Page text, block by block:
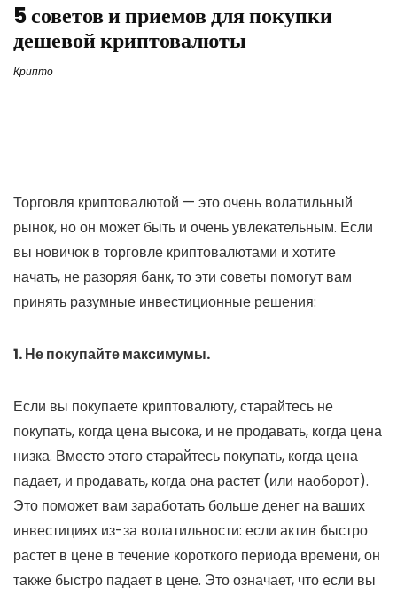
5 советов и приемов для покупки
дешевой криптовалюты
Крипто
Торговля криптовалютой — это очень волатильный
рынок, но он может быть и очень увлекательным. Если
вы новичок в торговле криптовалютами и хотите
начать, не разоряя банк, то эти советы помогут вам
принять разумные инвестиционные решения:
1. Не покупайте максимумы.
Если вы покупаете криптовалюту, старайтесь не
покупать, когда цена высока, и не продавать, когда цена
низка. Вместо этого старайтесь покупать, когда цена
падает, и продавать, когда она растет (или наоборот).
Это поможет вам заработать больше денег на ваших
инвестициях из-за волатильности: если актив быстро
растет в цене в течение короткого периода времени, он
также быстро падает в цене. Это означает, что если вы